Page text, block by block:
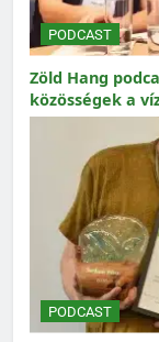
PODCAST
Zöld Hang
közösségek a
PODCAST